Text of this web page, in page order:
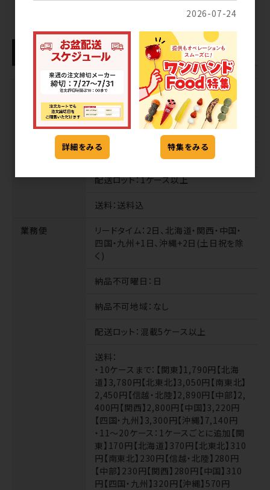
配送方法・リードタイム・送料
リードタイム：2日、北海道・中国・四国・
九州+1日、沖縄+2日(土日祝を除く)
納品不可曜日：なし
納品不可地域 ：なし
配送ロット：1ケース以上
送料：送料込
業務便 リードタイム ：2日、北海道・関西・中国・
四国・九州+1日、沖縄+2日(土日祝を除
く)
納品不可曜日 ：日
納品不可地域 ：なし
配送ロット ：混載5ケース以上
送料：
・10ケースまで：【関東】1,790円【北海
道】3,780円【北東北】3,050円【南東北】
2,450円【信越・北陸】2,890円【中部】2,
400円【関西】2,800円【中国】3,220円
【四国・九州】3,300円【沖縄】7,140円
・11～20ケース：1ケースごとに追加【関
東】170円【北海道】370円【北東北】310
円【南東北】230円【信越・北陸】280円
【中部】230円【関西】280円【中国】310
円【四国・九州】320円【沖縄】570円
2026-07-24
詳細をみる 特集をみる